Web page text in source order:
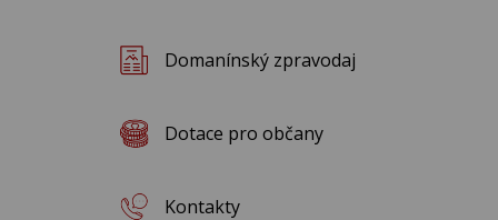
Domanínský zpravodaj
Dotace pro občany
Kontakty